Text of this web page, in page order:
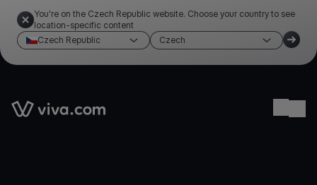
You're on the Czech Republic website. Choose your country to see
location-specific content
Czech Republic
Czech
Link to the homepage